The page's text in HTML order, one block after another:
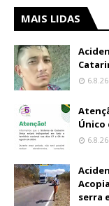
MAIS LIDAS
6.8.26
Único
6.8.26
serra